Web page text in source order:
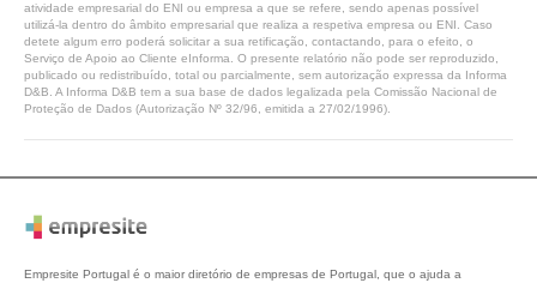
atividade empresarial do ENI ou empresa a que se refere, sendo apenas possível
utilizá-la dentro do âmbito empresarial que realiza a respetiva empresa ou ENI. Caso
detete algum erro poderá solicitar a sua retificação, contactando, para o efeito, o
Serviço de Apoio ao Cliente eInforma. O presente relatório não pode ser reproduzido,
publicado ou redistribuído, total ou parcialmente, sem autorização expressa da Informa
D&B. A Informa D&B tem a sua base de dados legalizada pela Comissão Nacional de
Proteção de Dados (Autorização Nº 32/96, emitida a 27/02/1996).
Empresite Portugal é o maior diretório de empresas de Portugal, que o ajuda a